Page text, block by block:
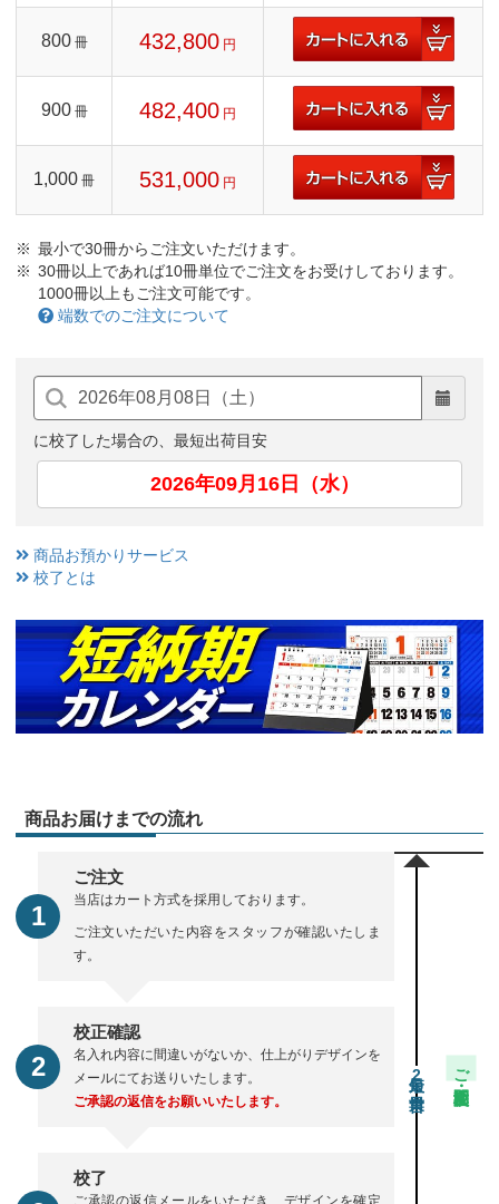
800 冊 432,800 円
900 冊 482,400 円
1,000 冊 531,000 円
最小で30冊からご注文いただけます。
30冊以上であれば10冊単位でご注文をお受けしております。
1000冊以上もご注文可能です。
端数でのご注文について
に校了した場合の、最短出荷目安
2026年09月16日（水）
商品お預かりサービス
校了とは
商品お届けまでの流れ
ご注文
当店はカート方式を採用しております。
ご注文いただいた内容をスタッフが確認いたしま
す。
校正確認
名入れ内容に間違いがないか、仕上がりデザインを
メールにてお送りいたします。
ご承認の返信をお願いいたします。
校了
ご承認の返信メールをいただき、デザインを確定
2 ご注文・校正期間